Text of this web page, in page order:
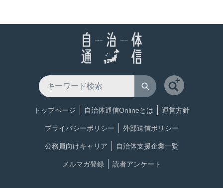
トップページ 自治体通信Onlineとは 運営方針
プライバシーポリシー 外部送信ポリシー
公務員向けキャリア 自治体支援企業一覧
メルマガ登録 読者アンケート